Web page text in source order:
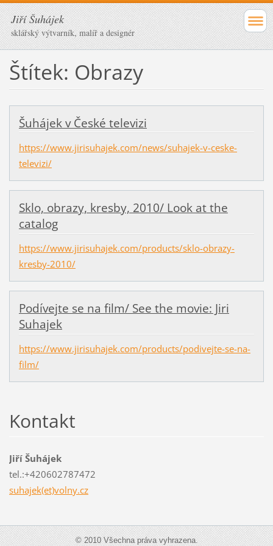
Jiří Šuhájek
sklářský výtvarník, malíř a designér
Štítek: Obrazy
Šuhájek v České televizi
https://www.jirisuhajek.com/news/suhajek-v-ceske-
televizi/
Sklo, obrazy, kresby, 2010/ Look at the
catalog
https://www.jirisuhajek.com/products/sklo-obrazy-
kresby-2010/
Podívejte se na film/ See the movie: Jiri
Suhajek
https://www.jirisuhajek.com/products/podivejte-se-na-
film/
Kontakt
Jiří Šuhájek
tel.:+420602787472
suhajek(et)volny.cz
© 2010 Všechna práva vyhrazena.